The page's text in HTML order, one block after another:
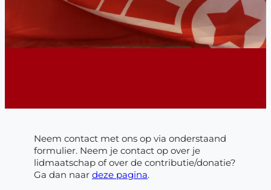
Neem contact met ons op via onderstaand
formulier. Neem je contact op over je
lidmaatschap of over de contributie/donatie?
Ga dan naar deze pagina.